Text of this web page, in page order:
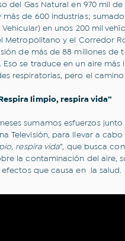
del Gas Natural en 970 mil de
de 600 industrias;
Vehicular) en unos 200 mil
Metropolitano y el Corredor
de más de 88 millones de
Eso se traduce en un aire más
respiratorias, pero el camino
limpio, respira vida”
sumamos esfuerzos junto
Televisión, para llevar a
respira vida”, que busca
la contaminación del aire,
efectos que causa en la salud.